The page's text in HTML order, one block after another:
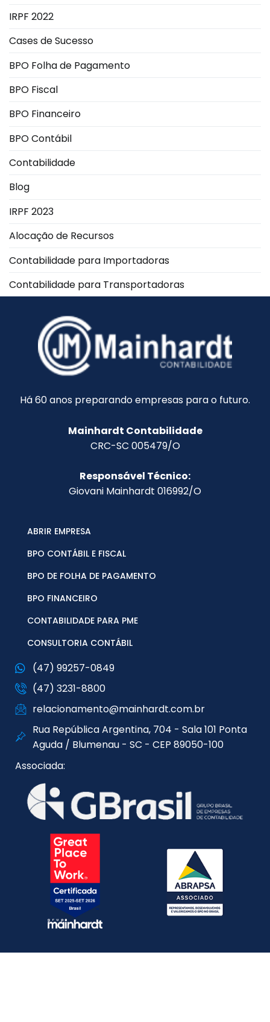
IRPF 2022
Cases de Sucesso
BPO Folha de Pagamento
BPO Fiscal
BPO Financeiro
BPO Contábil
Contabilidade
Blog
IRPF 2023
Alocação de Recursos
Contabilidade para Importadoras
Contabilidade para Transportadoras
Há 60 anos preparando empresas para o futuro.
Mainhardt Contabilidade
CRC-SC 005479/O
Responsável Técnico:
Giovani Mainhardt 016992/O
ABRIR EMPRESA
BPO CONTÁBIL E FISCAL
BPO DE FOLHA DE PAGAMENTO
BPO FINANCEIRO
CONTABILIDADE PARA PME
CONSULTORIA CONTÁBIL
(47) 99257-0849
(47) 3231-8800
relacionamento@mainhardt.com.br
Rua República Argentina, 704 - Sala 101 Ponta
Aguda / Blumenau - SC - CEP 89050-100
Associada: